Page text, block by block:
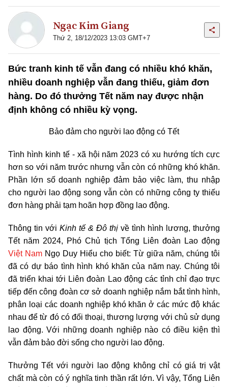
Ngạc Kim Giang
Thứ 2, 18/12/2023 13:03 GMT+7
Bức tranh kinh tế vẫn đang có nhiều khó khăn,
nhiều doanh nghiệp vẫn đang thiếu, giảm đơn
hàng. Do đó thưởng Tết năm nay được nhận
định không có nhiều kỳ vọng.
Bảo đảm cho người lao động có Tết
Tình hình kinh tế - xã hội năm 2023 có xu hướng tích cực
hơn so với năm trước nhưng vẫn còn có những khó khăn.
Phần lớn số doanh nghiệp đảm bảo việc làm, thu nhập
cho người lao động song vẫn còn có những công ty thiếu
đơn hàng phải tạm hoãn hợp đồng lao động.
Thông tin với Kinh tế & Đô thị về tình hình lương, thưởng
Tết năm 2024, Phó Chủ tịch Tổng Liên đoàn Lao động
Việt Nam Ngọ Duy Hiểu cho biết: Từ giữa năm, chúng tôi
đã có dự báo tình hình khó khăn của năm nay. Chúng tôi
đã triển khai tới Liên đoàn Lao động các tỉnh chỉ đạo trực
tiếp đến công đoàn cơ sở doanh nghiệp nắm bắt tình hình,
phân loại các doanh nghiệp khó khăn ở các mức độ khác
nhau để từ đó có đối thoại, thương lượng với chủ sử dụng
lao động. Với những doanh nghiệp nào có điều kiện thì
vẫn đảm bảo đời sống cho người lao động.
Thưởng Tết với người lao động không chỉ có giá trị vật
chất mà còn có ý nghĩa tinh thần rất lớn. Vì vậy, Tổng Liên